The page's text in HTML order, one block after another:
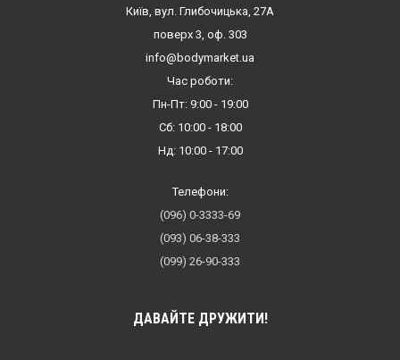
Київ, вул. Глибочицька, 27А
поверх 3, оф. 303
info@bodymarket.ua
Час роботи:
Пн-Пт: 9:00 - 19:00
Сб: 10:00 - 18:00
Нд: 10:00 - 17:00
Телефони:
(096) 0-3333-69
(093) 06-38-333
(099) 26-90-333
ДАВАЙТЕ ДРУЖИТИ!